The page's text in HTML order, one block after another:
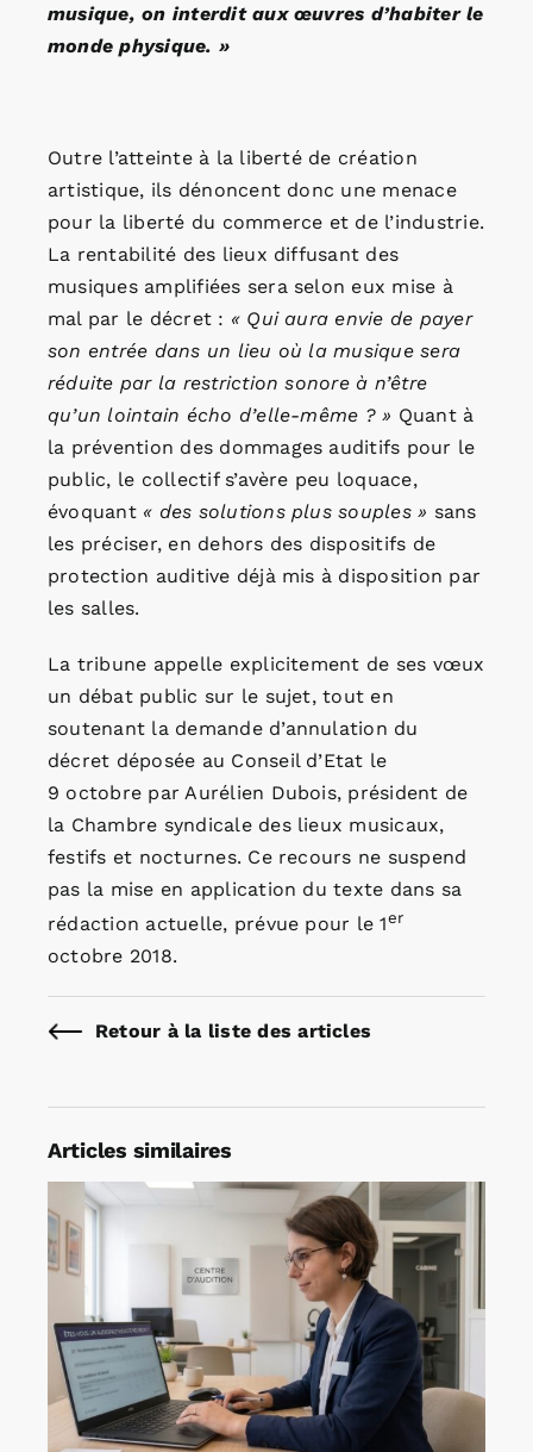
musique, on interdit aux œuvres d’habiter le
monde physique. »
Outre l’atteinte à la liberté de création
artistique, ils dénoncent donc une menace
pour la liberté du commerce et de l’industrie.
La rentabilité des lieux diffusant des
musiques amplifiées sera selon eux mise à
mal par le décret : « Qui aura envie de payer
son entrée dans un lieu où la musique sera
réduite par la restriction sonore à n’être
qu’un lointain écho d’elle-même ? » Quant à
la prévention des dommages auditifs pour le
public, le collectif s’avère peu loquace,
évoquant « des solutions plus souples » sans
les préciser, en dehors des dispositifs de
protection auditive déjà mis à disposition par
les salles.
La tribune appelle explicitement de ses vœux
un débat public sur le sujet, tout en
soutenant la demande d’annulation du
décret déposée au Conseil d’Etat le
9 octobre par Aurélien Dubois, président de
la Chambre syndicale des lieux musicaux,
festifs et nocturnes. Ce recours ne suspend
pas la mise en application du texte dans sa
rédaction actuelle, prévue pour le 1er
octobre 2018.
Retour à la liste des articles
Articles similaires